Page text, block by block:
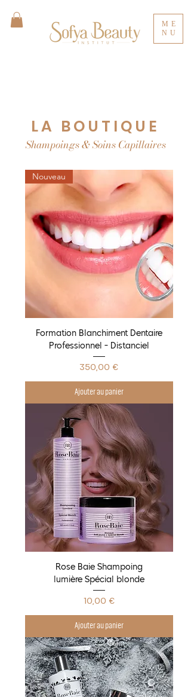
ME
NU
LA BOUTIQUE
Shampoings & Soins Capillaires
Nouveau
Formation Blanchiment Dentaire
Professionnel - Distanciel
Prix
350,00 €
Ajouter au panier
Rose Baie Shampoing
lumière Spécial blonde
Prix
10,00 €
Ajouter au panier